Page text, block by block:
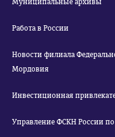
Муниципальные архивы
Работа в России
Новости филиала
Мордовия
Инвестиционная
Управление ФСКН России